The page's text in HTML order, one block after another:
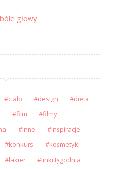
głowy
ciało design
dieta
film
filmy
inne
inspiracje
konkurs
kosmetyki
lakier
linki tygodnia